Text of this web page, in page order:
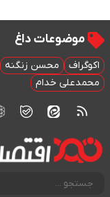
موضوعات داغ
اکوگراف محسن زنگنه
محمدعلی خدام